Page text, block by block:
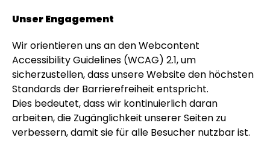
Personalisierbar
Personalisierbarer Pullover
mit deiner Zeichnung vorne
und hinten
49,99 €
Personalisierbar
Personalisierbares
Geschenkpapier mit Gesicht
Unser Engagement
Wir orientieren uns an den Webcontent
Accessibility Guidelines (WCAG) 2.1, um
sicherzustellen, dass unsere Website den höchsten
Standards der Barrierefreiheit entspricht.
Dies bedeutet, dass wir kontinuierlich daran
arbeiten, die Zugänglichkeit unserer Seiten zu
verbessern, damit sie für alle Besucher nutzbar ist.